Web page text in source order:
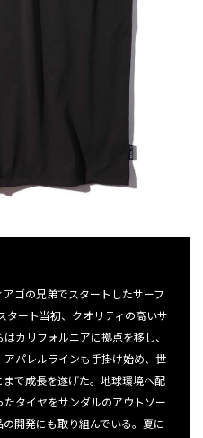
ゴの兄弟でスタートしたサーフ
タート当初、クオリティの高いサ
カリフォルニアに拠点を移し、
パレルラインも手掛け始め、世
で成長を遂げた。地球環境へ配
タイヤをサンダルのアウトソー
開発にも取り組んでいる。夏に